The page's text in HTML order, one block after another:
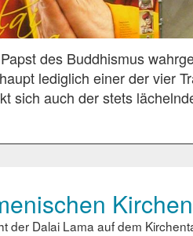
des Buddhismus
lediglich einer der vier
sich auch der stets
der Dalai Lama auf dem